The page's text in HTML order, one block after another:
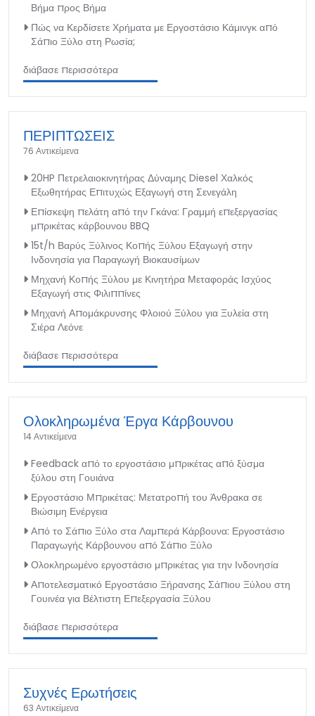
Βήμα προς Βήμα
Πώς να Κερδίσετε Χρήματα με Εργοστάσιο Κάμινγκ από
Σάπιο Ξύλο στη Ρωσία;
διάβασε περισσότερα
ΠΕΡΙΠΤΩΣΕΙΣ
76 Αντικείμενα
20HP Πετρελαιοκινητήρας Δύναμης Diesel Χαλκός
Εξωθητήρας Επιτυχώς Εξαγωγή στη Σενεγάλη
Επίσκεψη πελάτη από την Γκάνα: Γραμμή επεξεργασίας
μπρικέτας κάρβουνου BBQ
15t/h Βαρύς Ξύλινος Κοπής Ξύλου Εξαγωγή στην
Ινδονησία για Παραγωγή Βιοκαυσίμων
Μηχανή Κοπής Ξύλου με Κινητήρα Μεταφοράς Ισχύος
Εξαγωγή στις Φιλιππίνες
Μηχανή Απομάκρυνσης Φλοιού Ξύλου για Ξυλεία στη
Σιέρα Λεόνε
διάβασε περισσότερα
Ολοκληρωμένα Έργα Κάρβουνου
14 Αντικείμενα
Feedback από το εργοστάσιο μπρικέτας από ξύσμα
ξύλου στη Γουιάνα
Εργοστάσιο Μπρικέτας: Μετατροπή του Άνθρακα σε
Βιώσιμη Ενέργεια
Από το Σάπιο Ξύλο στα Λαμπερά Κάρβουνα: Εργοστάσιο
Παραγωγής Κάρβουνου από Σάπιο Ξύλο
Ολοκληρωμένο εργοστάσιο μπρικέτας για την Ινδονησία
Αποτελεσματικό Εργοστάσιο Ξήρανσης Σάπιου Ξύλου στη
Γουινέα για Βέλτιστη Επεξεργασία Ξύλου
διάβασε περισσότερα
Συχνές Ερωτήσεις
63 Αντικείμενα